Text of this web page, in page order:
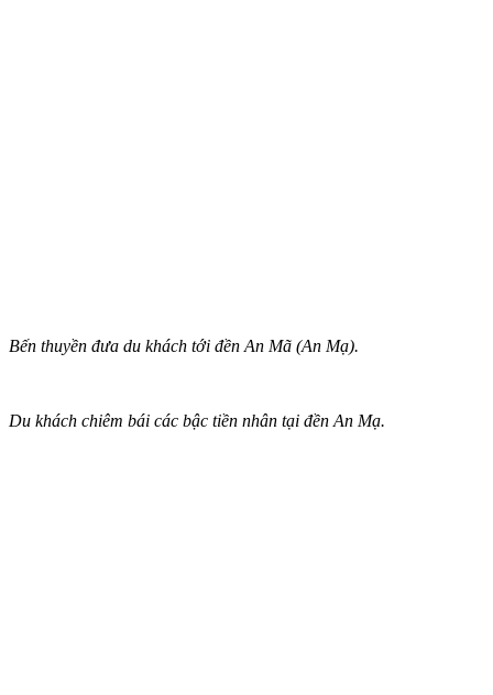
Bến thuyền đưa du khách tới đền An Mã (An Mạ).
Du khách chiêm bái các bậc tiền nhân tại đền An Mạ.